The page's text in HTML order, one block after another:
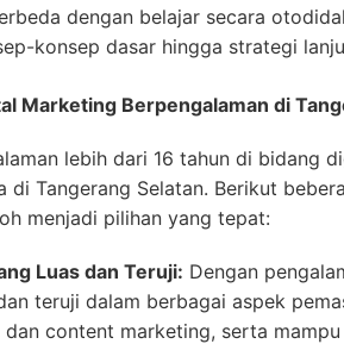
dengan belajar secara
konsep dasar hingga strategi
Marketing Berpengalaman di
lebih dari 16 tahun di bidang
Tangerang Selatan. Berikut
menjadi pilihan yang tepat:
Luas dan Teruji: Dengan
teruji dalam berbagai aspek
dan content marketing, serta